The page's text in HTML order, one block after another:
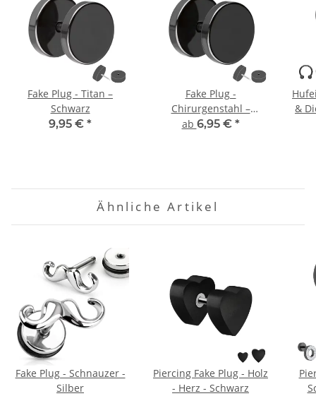
Fake Plug - Titan –
Schwarz
9,95 € *
Fake Plug -
Chirurgenstahl –
Schwarz
ab 6,95 € *
&
Ähnliche Artikel
Fake Plug - Schnauzer -
Silber
Piercing Fake Plug - Holz
- Herz - Schwarz